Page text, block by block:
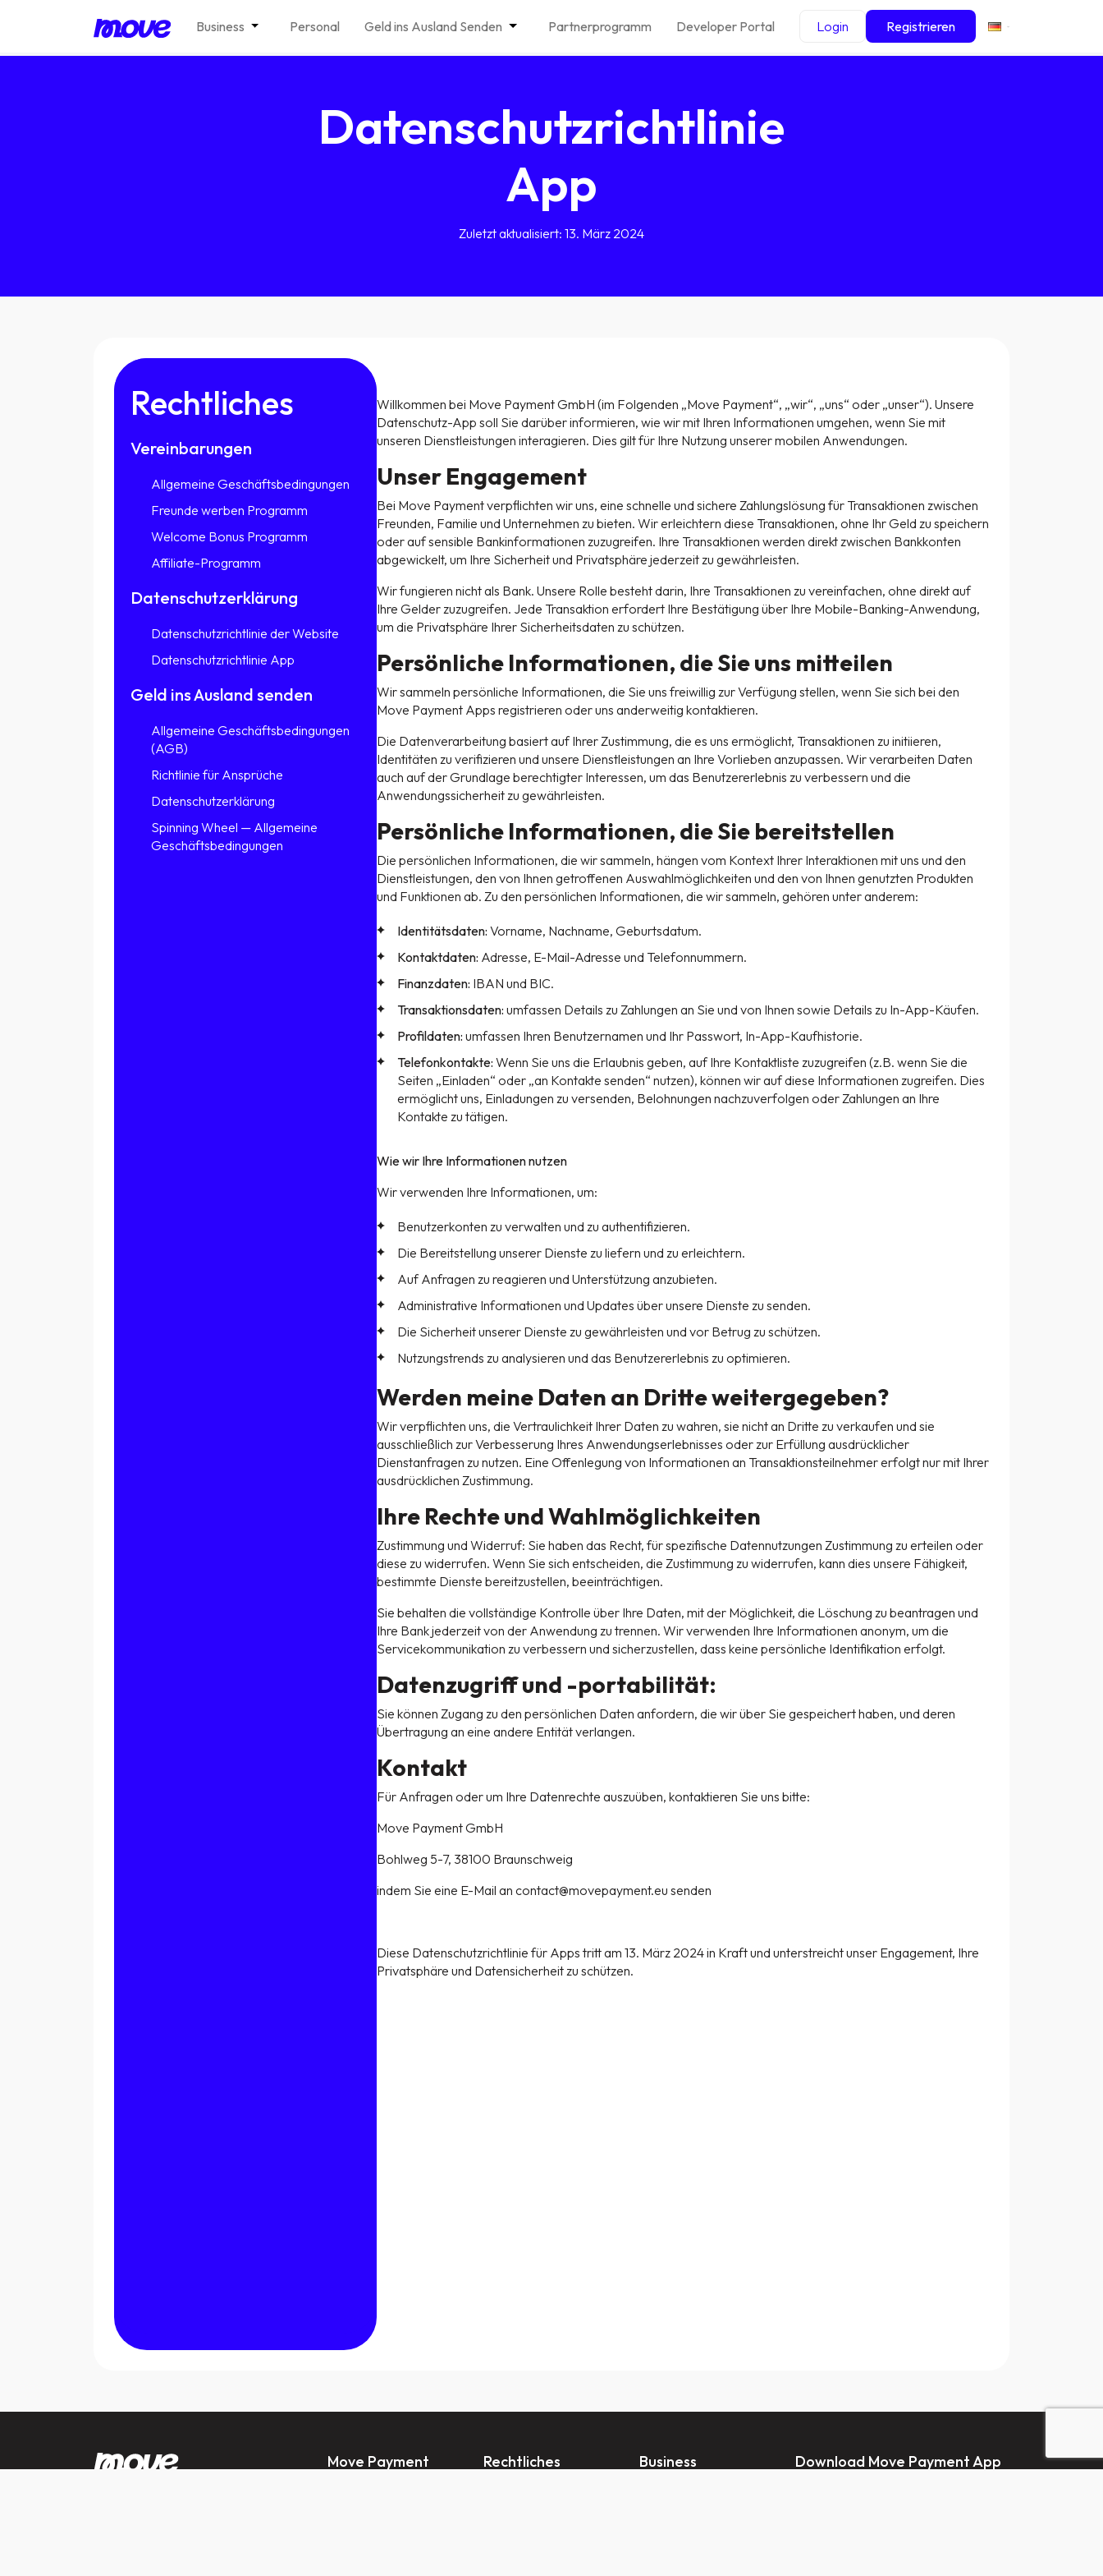
Business Personal Geld ins Ausland Senden Partnerprogramm Developer Portal Login Registrieren
Datenschutzrichtlinie
App
Zuletzt aktualisiert: 13. März 2024
Rechtliches
Vereinbarungen
Allgemeine Geschäftsbedingungen
Freunde werben Programm
Welcome Bonus Programm
Affiliate-Programm
Datenschutzerklärung
Datenschutzrichtlinie der Website
Datenschutzrichtlinie App
Geld ins Ausland senden
Allgemeine Geschäftsbedingungen
(AGB)
Richtlinie für Ansprüche
Datenschutzerklärung
Spinning Wheel — Allgemeine
Geschäftsbedingungen
Willkommen bei Move Payment GmbH (im Folgenden „Move Payment“, „wir“, „uns“ oder „unser“). Unsere
Datenschutz-App soll Sie darüber informieren, wie wir mit Ihren Informationen umgehen, wenn Sie mit
unseren Dienstleistungen interagieren. Dies gilt für Ihre Nutzung unserer mobilen Anwendungen.
Unser Engagement
Bei Move Payment verpflichten wir uns, eine schnelle und sichere Zahlungslösung für Transaktionen zwischen
Freunden, Familie und Unternehmen zu bieten. Wir erleichtern diese Transaktionen, ohne Ihr Geld zu speichern
oder auf sensible Bankinformationen zuzugreifen. Ihre Transaktionen werden direkt zwischen Bankkonten
abgewickelt, um Ihre Sicherheit und Privatsphäre jederzeit zu gewährleisten.
Wir fungieren nicht als Bank. Unsere Rolle besteht darin, Ihre Transaktionen zu vereinfachen, ohne direkt auf
Ihre Gelder zuzugreifen. Jede Transaktion erfordert Ihre Bestätigung über Ihre Mobile-Banking-Anwendung,
um die Privatsphäre Ihrer Sicherheitsdaten zu schützen.
Persönliche Informationen, die Sie uns mitteilen
Wir sammeln persönliche Informationen, die Sie uns freiwillig zur Verfügung stellen, wenn Sie sich bei den
Move Payment Apps registrieren oder uns anderweitig kontaktieren.
Die Datenverarbeitung basiert auf Ihrer Zustimmung, die es uns ermöglicht, Transaktionen zu initiieren,
Identitäten zu verifizieren und unsere Dienstleistungen an Ihre Vorlieben anzupassen. Wir verarbeiten Daten
auch auf der Grundlage berechtigter Interessen, um das Benutzererlebnis zu verbessern und die
Anwendungssicherheit zu gewährleisten.
Persönliche Informationen, die Sie bereitstellen
Die persönlichen Informationen, die wir sammeln, hängen vom Kontext Ihrer Interaktionen mit uns und den
Dienstleistungen, den von Ihnen getroffenen Auswahlmöglichkeiten und den von Ihnen genutzten Produkten
und Funktionen ab. Zu den persönlichen Informationen, die wir sammeln, gehören unter anderem:
Identitätsdaten: Vorname, Nachname, Geburtsdatum.
Kontaktdaten: Adresse, E-Mail-Adresse und Telefonnummern.
Finanzdaten: IBAN und BIC.
Transaktionsdaten: umfassen Details zu Zahlungen an Sie und von Ihnen sowie Details zu In-App-Käufen.
Profildaten: umfassen Ihren Benutzernamen und Ihr Passwort, In-App-Kaufhistorie.
Telefonkontakte: Wenn Sie uns die Erlaubnis geben, auf Ihre Kontaktliste zuzugreifen (z.B. wenn Sie die
Seiten „Einladen“ oder „an Kontakte senden“ nutzen), können wir auf diese Informationen zugreifen. Dies
ermöglicht uns, Einladungen zu versenden, Belohnungen nachzuverfolgen oder Zahlungen an Ihre
Kontakte zu tätigen.
Wie wir Ihre Informationen nutzen
Wir verwenden Ihre Informationen, um:
Benutzerkonten zu verwalten und zu authentifizieren.
Die Bereitstellung unserer Dienste zu liefern und zu erleichtern.
Auf Anfragen zu reagieren und Unterstützung anzubieten.
Administrative Informationen und Updates über unsere Dienste zu senden.
Die Sicherheit unserer Dienste zu gewährleisten und vor Betrug zu schützen.
Nutzungstrends zu analysieren und das Benutzererlebnis zu optimieren.
Werden meine Daten an Dritte weitergegeben?
Wir verpflichten uns, die Vertraulichkeit Ihrer Daten zu wahren, sie nicht an Dritte zu verkaufen und sie
ausschließlich zur Verbesserung Ihres Anwendungserlebnisses oder zur Erfüllung ausdrücklicher
Dienstanfragen zu nutzen. Eine Offenlegung von Informationen an Transaktionsteilnehmer erfolgt nur mit Ihrer
ausdrücklichen Zustimmung.
Ihre Rechte und Wahlmöglichkeiten
Zustimmung und Widerruf: Sie haben das Recht, für spezifische Datennutzungen Zustimmung zu erteilen oder
diese zu widerrufen. Wenn Sie sich entscheiden, die Zustimmung zu widerrufen, kann dies unsere Fähigkeit,
bestimmte Dienste bereitzustellen, beeinträchtigen.
Sie behalten die vollständige Kontrolle über Ihre Daten, mit der Möglichkeit, die Löschung zu beantragen und
Ihre Bank jederzeit von der Anwendung zu trennen. Wir verwenden Ihre Informationen anonym, um die
Servicekommunikation zu verbessern und sicherzustellen, dass keine persönliche Identifikation erfolgt.
Datenzugriff und -portabilität:
Sie können Zugang zu den persönlichen Daten anfordern, die wir über Sie gespeichert haben, und deren
Übertragung an eine andere Entität verlangen.
Kontakt
Für Anfragen oder um Ihre Datenrechte auszuüben, kontaktieren Sie uns bitte:
Move Payment GmbH
Bohlweg 5-7, 38100 Braunschweig
indem Sie eine E-Mail an contact@movepayment.eu senden
Diese Datenschutzrichtlinie für Apps tritt am 13. März 2024 in Kraft und unterstreicht unser Engagement, Ihre
Privatsphäre und Datensicherheit zu schützen.
Move Payment Rechtliches Business Download Move Payment App